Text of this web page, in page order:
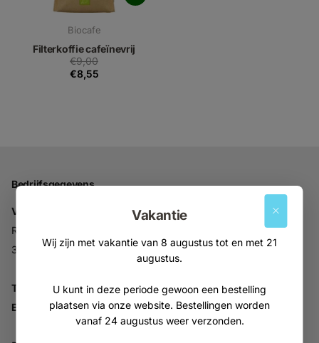
Vakantie
Wij zijn met vakantie van 8 augustus tot en met 21
augustus.
U kunt in deze periode gewoon een bestelling
plaatsen via onze website. Bestellingen worden
vanaf 24 augustus weer verzonden.
Biocafe
Filterkoffie cafeïnevrij
€9,00
€8,55
Bedrijfsgegevens
Vitabron
Ravelijn 52
3905NV Veenendaal
Tel:
+31 (0)318 553946
Email:
info@vitabron.nl